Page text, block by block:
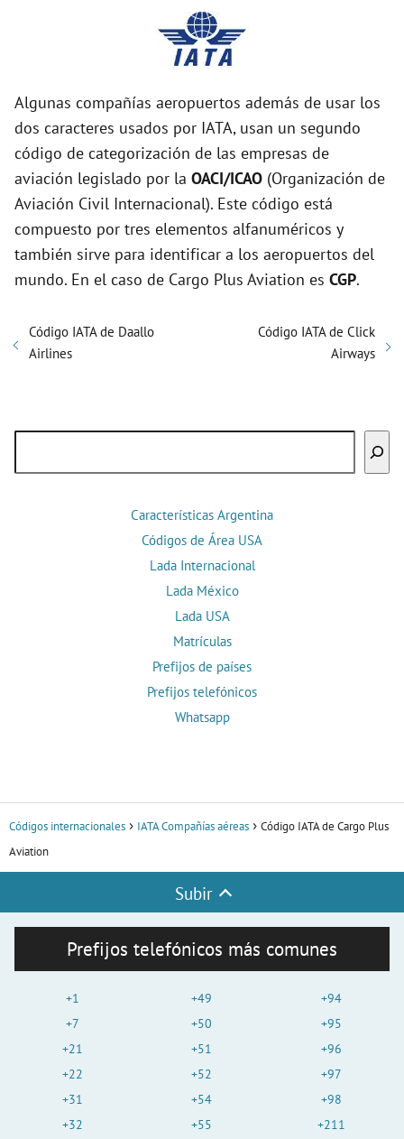
Algunas compañías aeropuertos además de usar los
dos caracteres usados por IATA, usan un segundo
código de categorización de las empresas de
aviación legislado por la OACI/ICAO (Organización de
Aviación Civil Internacional). Este código está
compuesto por tres elementos alfanuméricos y
también sirve para identificar a los aeropuertos del
mundo. En el caso de Cargo Plus Aviation es CGP.
Código IATA de Daallo
Airlines
Código IATA de Click
Airways
Características Argentina
Códigos de Área USA
Lada Internacional
Lada México
Lada USA
Matrículas
Prefijos de países
Prefijos telefónicos
Whatsapp
Códigos internacionales IATA Compañías aéreas
Código IATA de Cargo Plus
Aviation
Subir
Prefijos telefónicos más comunes
+1
+7
+21
+22
+31
+32
+49
+50
+51
+52
+54
+55
+94
+95
+96
+97
+98
+211